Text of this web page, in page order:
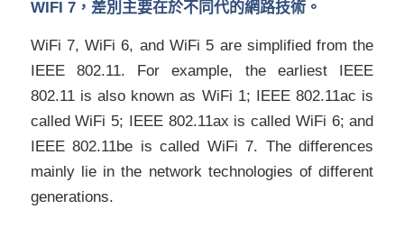
WIFI 7，差別主要在於不同代的網路技術。
WiFi 7, WiFi 6, and WiFi 5 are simplified from the
IEEE 802.11. For example, the earliest IEEE
802.11 is also known as WiFi 1; IEEE 802.11ac is
called WiFi 5; IEEE 802.11ax is called WiFi 6; and
IEEE 802.11be is called WiFi 7. The differences
mainly lie in the network technologies of different
generations.